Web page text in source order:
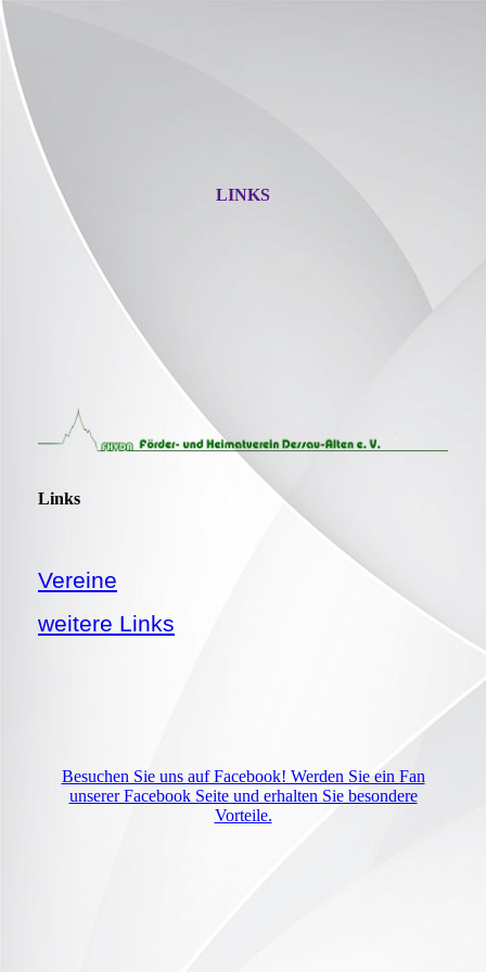
LINKS
Links
Vereine
weitere Links
Besuchen Sie uns auf Facebook! Werden Sie ein Fan
unserer Facebook Seite und erhalten Sie besondere
Vorteile.